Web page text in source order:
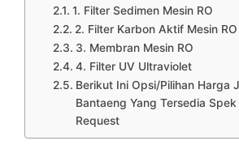
1. Filter Sedimen Mesin RO
2. Filter Karbon Aktif Mesin RO
3. Membran Mesin RO
4. Filter UV Ultraviolet
Berikut Ini Opsi/Pilihan Harga
Bantaeng Yang Tersedia
Request